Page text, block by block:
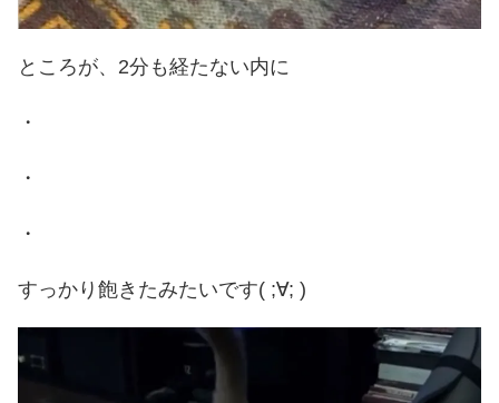
ところが、2分も経たない内に
・
・
・
すっかり飽きたみたいです( ;∀; )